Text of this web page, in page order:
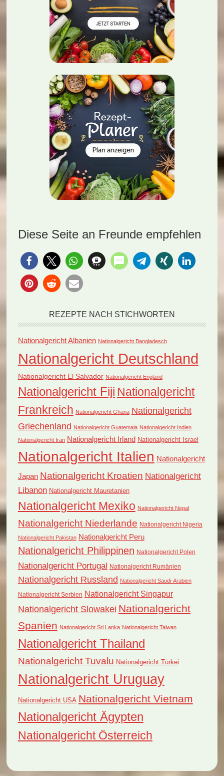
Diese Seite an Freunde empfehlen
REZEPTE NACH STICHWORTEN
Nationalgericht Albanien Nationalgericht Bangladesch
Nationalgericht Deutschland
Nationalgericht El Salvador Nationalgericht England
Nationalgericht Fiji Nationalgericht
Frankreich Nationalgericht Ghana Nationalgericht
Griechenland Nationalgericht Guatemala Nationalgericht Indien
Nationalgericht Iran Nationalgericht Irland Nationalgericht Israel
Nationalgericht Italien Nationalgericht
Japan Nationalgericht Kroatien Nationalgericht
Libanon Nationalgericht Mauretanien
Nationalgericht Mexiko Nationalgericht Nepal
Nationalgericht Niederlande Nationalgericht Nigeria
Nationalgericht Pakistan Nationalgericht Peru
Nationalgericht Philippinen Nationalgericht Polen
Nationalgericht Portugal Nationalgericht Rumänien
Nationalgericht Russland Nationalgericht Saudi-Arabien
Nationalgericht Serbien Nationalgericht Singapur
Nationalgericht Slowakei Nationalgericht
Spanien Nationalgericht Sri Lanka Nationalgericht Taiwan
Nationalgericht Thailand
Nationalgericht Tuvalu Nationalgericht Türkei
Nationalgericht Uruguay
Nationalgericht USA Nationalgericht Vietnam
Nationalgericht Ägypten
Nationalgericht Österreich